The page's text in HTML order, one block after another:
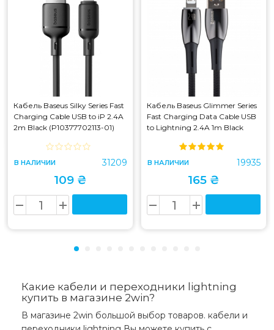
Кабель Baseus Silky Series Fast
Charging Cable USB to iP 2.4A
2m Black (P10377702113-01)
В НАЛИЧИИ 31209
109 ₴
Кабель Baseus Glimmer Series
Fast Charging Data Cable USB
to Lightning 2.4A 1m Black
В НАЛИЧИИ 19935
165 ₴
Какие кабели и переходники lightning
купить в магазине 2win?
В магазине 2win большой выбор товаров. кабели и